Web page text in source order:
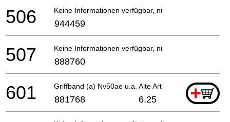
Keine Informationen verfügbar, nicht bestellbar
506 944459
Keine Informationen verfügbar, nicht bestellbar
507 888760
Griffband (a) Nv50ae u.a. Alte Art.nr.880349, Nr9
+
601 881768 6.25